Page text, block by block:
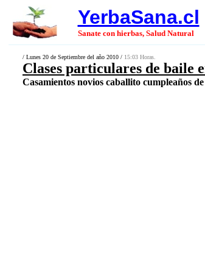
YerbaSana.cl
Sanate con hierbas, Salud Natural
/ Lunes 20 de Septiembre del año 2010 / 15:03 Horas.
Clases particulares de baile
Casamientos novios caballito cumpleaños